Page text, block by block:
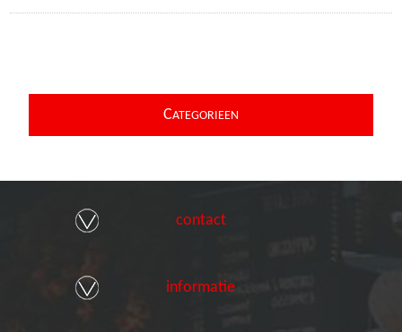
CATEGORIEEN
contact
informatie